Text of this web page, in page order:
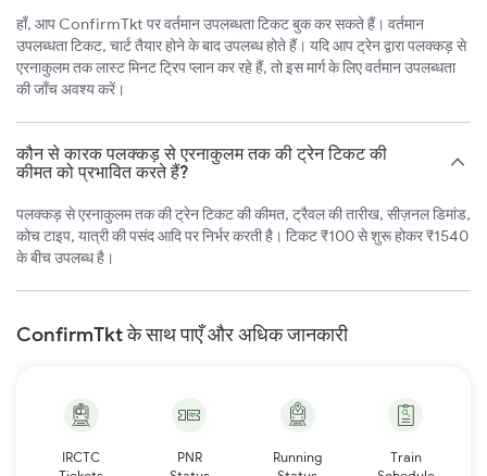
हाँ, आप ConfirmTkt पर वर्तमान उपलब्धता टिकट बुक कर सकते हैं। वर्तमान
उपलब्धता टिकट, चार्ट तैयार होने के बाद उपलब्ध होते हैं। यदि आप ट्रेन द्वारा पलक्कड़ से
एरनाकुलम तक लास्ट मिनट ट्रिप प्लान कर रहे हैं, तो इस मार्ग के लिए वर्तमान उपलब्धता
की जाँच अवश्य करें।
कौन से कारक पलक्कड़ से एरनाकुलम तक की ट्रेन टिकट की
कीमत को प्रभावित करते हैं?
पलक्कड़ से एरनाकुलम तक की ट्रेन टिकट की कीमत, ट्रैवल की तारीख, सीज़नल डिमांड,
कोच टाइप, यात्री की पसंद आदि पर निर्भर करती है। टिकट ₹100 से शुरू होकर ₹1540
के बीच उपलब्ध है।
ConfirmTkt के साथ पाएँ और अधिक जानकारी
IRCTC
PNR
Running
Train